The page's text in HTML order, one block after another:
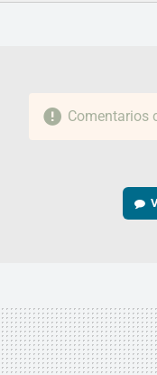
FACEBOOKTWITTERFLIPBOARD
E-
Comentarios